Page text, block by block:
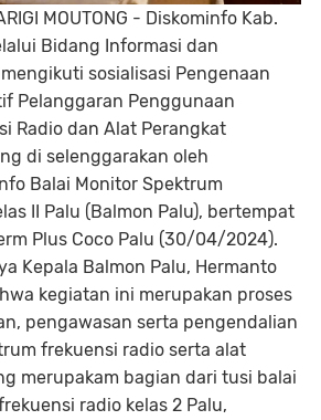
MOUTONG - Diskominfo Kab.
Bidang Informasi dan
sosialisasi Pengenaan
Pelanggaran Penggunaan
Radio dan Alat Perangkat
di selenggarakan oleh
Balai Monitor Spektrum
II Palu (Balmon Palu), bertempat
Plus Coco Palu (30/04/2024).
Kepala Balmon Palu, Hermanto
kegiatan ini merupakan proses
pengawasan serta pengendalian
frekuensi radio serta alat
merupakam bagian dari tusi balai
radio kelas 2 Palu,